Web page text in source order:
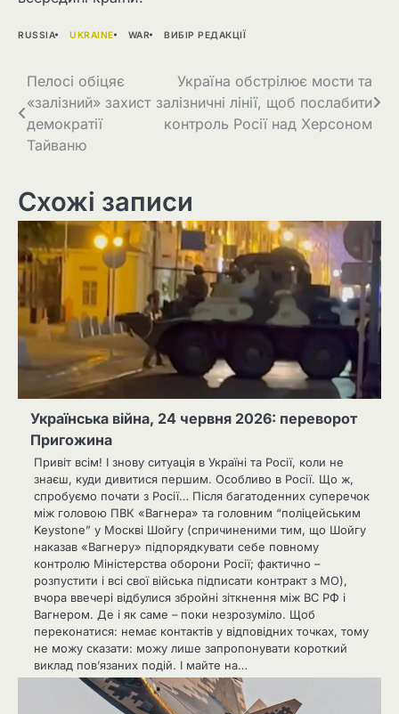
RUSSIA UKRAINE WAR ВИБІР РЕДАКЦІЇ
Навігація
записів
Пелосі обіцяє
«залізний» захист
демократії
Тайваню
Україна обстрілює мости та
залізничні лінії, щоб послабити
контроль Росії над Херсоном
Схожі записи
Українська війна, 24 червня 2026: переворот
Пригожина
Привіт всім! І знову ситуація в Україні та Росії, коли не
знаєш, куди дивитися першим. Особливо в Росії. Що ж,
спробуємо почати з Росії… Після багатоденних суперечок
між головою ПВК «Вагнера» та головним “поліцейським
Keystone” у Москві Шойгу (спричиненими тим, що Шойгу
наказав «Вагнеру» підпорядкувати себе повному
контролю Міністерства оборони Росії; фактично –
розпустити і всі свої війська підписати контракт з МО),
вчора ввечері відбулися збройні зіткнення між ВС РФ і
Вагнером. Де і як саме – поки незрозуміло. Щоб
переконатися: немає контактів у відповідних точках, тому
не можу сказати: можу лише запропонувати короткий
виклад пов’язаних подій. І майте на…